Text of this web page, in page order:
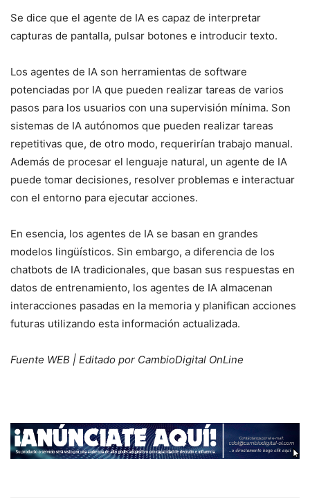
Se dice que el agente de IA es capaz de interpretar
capturas de pantalla, pulsar botones e introducir texto.
Los agentes de IA son herramientas de software
potenciadas por IA que pueden realizar tareas de varios
pasos para los usuarios con una supervisión mínima. Son
sistemas de IA autónomos que pueden realizar tareas
repetitivas que, de otro modo, requerirían trabajo manual.
Además de procesar el lenguaje natural, un agente de IA
puede tomar decisiones, resolver problemas e interactuar
con el entorno para ejecutar acciones.
En esencia, los agentes de IA se basan en grandes
modelos lingüísticos. Sin embargo, a diferencia de los
chatbots de IA tradicionales, que basan sus respuestas en
datos de entrenamiento, los agentes de IA almacenan
interacciones pasadas en la memoria y planifican acciones
futuras utilizando esta información actualizada.
Fuente WEB | Editado por CambioDigital OnLine